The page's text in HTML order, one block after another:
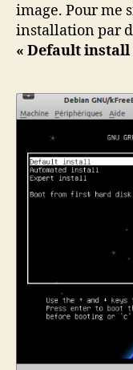
image. Pour me
installation par
« Default install